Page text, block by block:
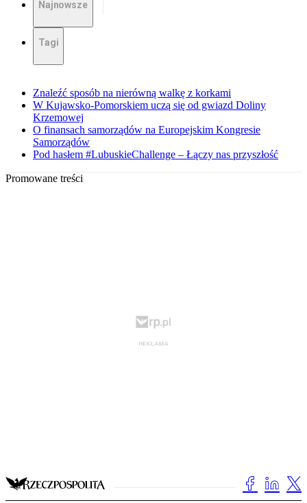
Najnowsze
Tagi
Znaleźć sposób na nierówną walkę z korkami
W Kujawsko-Pomorskiem uczą się od gwiazd Doliny
Krzemowej
O finansach samorządów na Europejskim Kongresie
Samorządów
Pod hasłem #LubuskieChallenge – Łączy nas przyszłość
Promowane treści